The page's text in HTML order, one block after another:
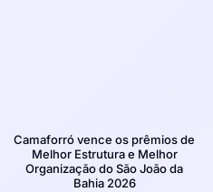
Camaforró vence os prêmios de
Melhor Estrutura e Melhor
Organização do São João da
Bahia 2026